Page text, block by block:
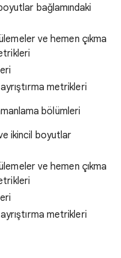
bağlamındaki
ve hemen çıkma
metrikleri
bölümleri
ikincil boyutlar
ve hemen çıkma
metrikleri